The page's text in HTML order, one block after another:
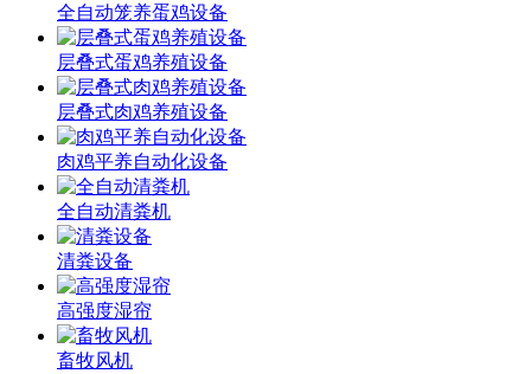
全自动笼养蛋鸡设备
层叠式蛋鸡养殖设备
层叠式肉鸡养殖设备
肉鸡平养自动化设备
全自动清粪机
清粪设备
高强度湿帘
畜牧风机